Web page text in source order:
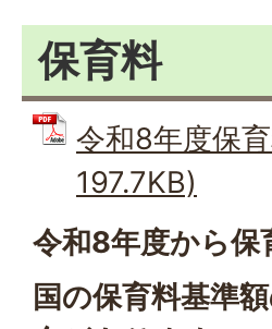
保育料
令和8年度保
197.7KB)
令和8年度から保
国の保育料基準